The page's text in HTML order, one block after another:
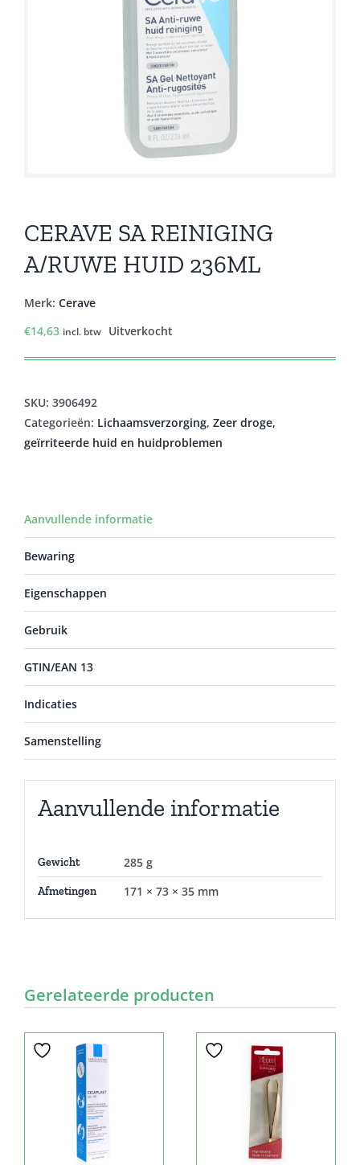
CERAVE SA REINIGING
A/RUWE HUID 236ML
Merk: Cerave
€14,63 incl. btw Uitverkocht
SKU: 3906492
Categorieën: Lichaamsverzorging, Zeer droge,
geïrriteerde huid en huidproblemen
Aanvullende informatie
Bewaring
Eigenschappen
Gebruik
GTIN/EAN 13
Indicaties
Samenstelling
Aanvullende informatie
Gewicht 285 g
Afmetingen 171 × 73 × 35 mm
Gerelateerde producten